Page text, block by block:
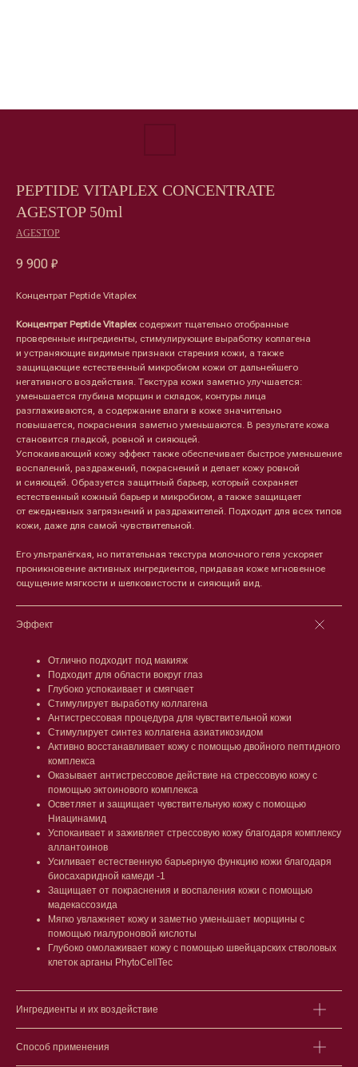
PEPTIDE VITAPLEX CONCENTRATE
AGESTOP 50ml
AGESTOP
9 900 ₽
Концентрат Peptide Vitaplex
Концентрат Peptide Vitaplex содержит тщательно отобранные
проверенные ингредиенты, стимулирующие выработку коллагена
и устраняющие видимые признаки старения кожи, а также
защищающие естественный микробиом кожи от дальнейшего
негативного воздействия. Текстура кожи заметно улучшается:
уменьшается глубина морщин и складок, контуры лица
разглаживаются, а содержание влаги в коже значительно
повышается, покраснения заметно уменьшаются. В результате кожа
становится гладкой, ровной и сияющей.
Успокаивающий кожу эффект также обеспечивает быстрое уменьшение
воспалений, раздражений, покраснений и делает кожу ровной
и сияющей. Образуется защитный барьер, который сохраняет
естественный кожный барьер и микробиом, а также защищает
от ежедневных загрязнений и раздражителей. Подходит для всех типов
кожи, даже для самой чувствительной.
Его ультралёгкая, но питательная текстура молочного геля ускоряет
проникновение активных ингредиентов, придавая коже мгновенное
ощущение мягкости и шелковистости и сияющий вид.
Эффект
Отлично подходит под макияж
Подходит для области вокруг глаз
Глубоко успокаивает и смягчает
Стимулирует выработку коллагена
Антистрессовая процедура для чувствительной кожи
Стимулирует синтез коллагена азиатикозидом
Активно восстанавливает кожу с помощью двойного пептидного
комплекса
Оказывает антистрессовое действие на стрессовую кожу с
помощью эктоинового комплекса
Осветляет и защищает чувствительную кожу с помощью
Ниацинамид
Успокаивает и заживляет стрессовую кожу благодаря комплексу
аллантоинов
Усиливает естественную барьерную функцию кожи благодаря
биосахаридной камеди -1
Защищает от покраснения и воспаления кожи с помощью
мадекассозида
Мягко увлажняет кожу и заметно уменьшает морщины с
помощью гиалуроновой кислоты
Глубоко омолаживает кожу с помощью швейцарских стволовых
клеток арганы PhytoCellTec
Ингредиенты и их воздействие
Способ применения
Тело
Кремы
Лосьоны
Очищение
Пилинги/масла
Уход за руками
Уход за ногами
Сертификаты
Наборы
Лицо
Проблемы
Очищение
Увлажнение/питание
Сыворотки/ эссенции
Тонизация
Восстановление
Маски и патчи
Уход за губами
Декоротивная косметика
Волосы
Проблемы
Сыворотки/лосьоны
Спреи
Средства для укладки